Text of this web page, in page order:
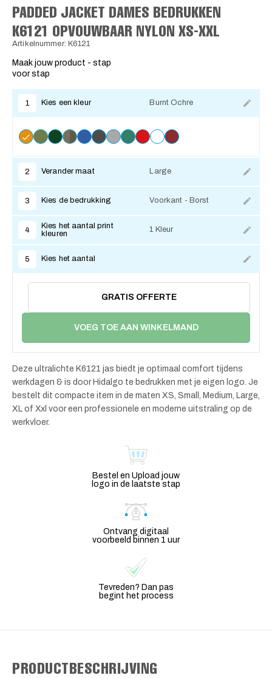
PADDED JACKET DAMES BEDRUKKEN
K6121 OPVOUWBAAR NYLON XS-XXL
Artikelnummer: K6121
Maak jouw product - stap
voor stap
1 Kies een kleur Burnt Ochre
2 Verander maat Large
3 Kies de bedrukking Voorkant - Borst
4
Kies het aantal print
kleuren
1 Kleur
5 Kies het aantal
GRATIS OFFERTE
VOEG TOE AAN WINKELMAND
Deze ultralichte K6121 jas biedt je optimaal comfort tijdens
werkdagen & is door Hidalgo te bedrukken met je eigen logo. Je
bestelt dit compacte item in de maten XS, Small, Medium, Large,
XL of Xxl voor een professionele en moderne uitstraling op de
werkvloer.
Bestel en Upload jouw
logo in de laatste stap
Ontvang digitaal
voorbeeld binnen 1 uur
Tevreden? Dan pas
begint het process
PRODUCTBESCHRIJVING